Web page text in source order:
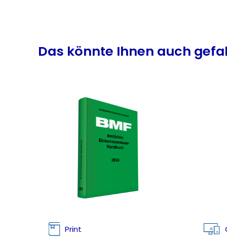
Produktgalerie überspringen
Das könnte Ihnen auch
Print